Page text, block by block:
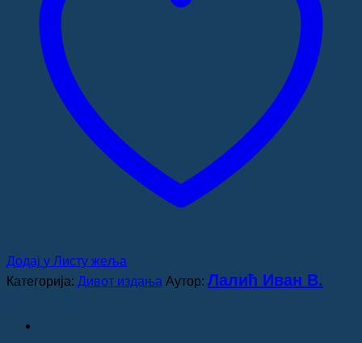
Додај у Листу жеља
Категорија: Дивот издања Аутор: Лалић Иван В.